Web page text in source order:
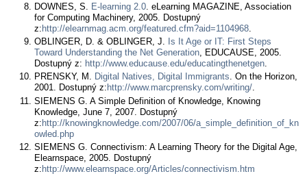
DOWNES, S.
E-learning 2.0 . eLearning MAGAZINE, Association
for Computing Machinery, 2005. Dostupný
z: http://elearnmag.acm.org/featured.cfm?aid=1104968
OBLINGER, D. & OBLINGER, J. Is It Age or IT: First Steps
Toward Understanding the Net Generation, EDUCAUSE, 2005.
Dostupný z: http://www.educause.edu/educatingthenetgen.
PRENSKY, M. Digital Natives, Digital Immigrants. On the Horizon,
2001. Dostupný z: http://www.marcprensky.com/writing/.
SIEMENS G. A Simple Definition of Knowledge, Knowing
Knowledge, June 7, 2007. Dostupný
z:http://knowingknowledge.com/2007/06/a_simple_definition_of_kn
owled.php
SIEMENS G. Connectivism: A Learning Theory for the Digital Age,
Elearnspace, 2005. Dostupný
z: http://www.elearnspace.org/Articles/connectivism.htm